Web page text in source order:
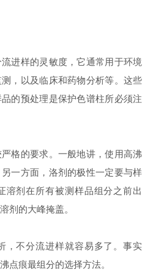
进样的灵敏度，它通常用于环境
，以及临床和药物分析等。这些
的预处理是保护色谱柱所必须注
格的要求。一般地讲，使用高沸
一方面，洛剂的极性一定要与样
溶剂在所有被测样品组分之前出
剂的大峰掩盖。
，不分流进样就容易多了。事实
点痕最组分的选择方法。